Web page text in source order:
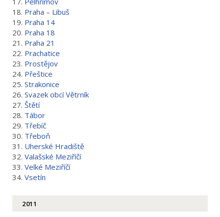
18. Praha – Libuš
19. Praha 14
20. Praha 18
21. Praha 21
22. Prachatice
23. Prostějov
24. Přeštice
25. Strakonice
26. Svazek obcí Větrník
27. Štětí
28. Tábor
29. Třebíč
30. Třeboň
31. Uherské Hradiště
32. Valašské Meziříčí
33. Velké Meziříčí
34. Vsetín
2011